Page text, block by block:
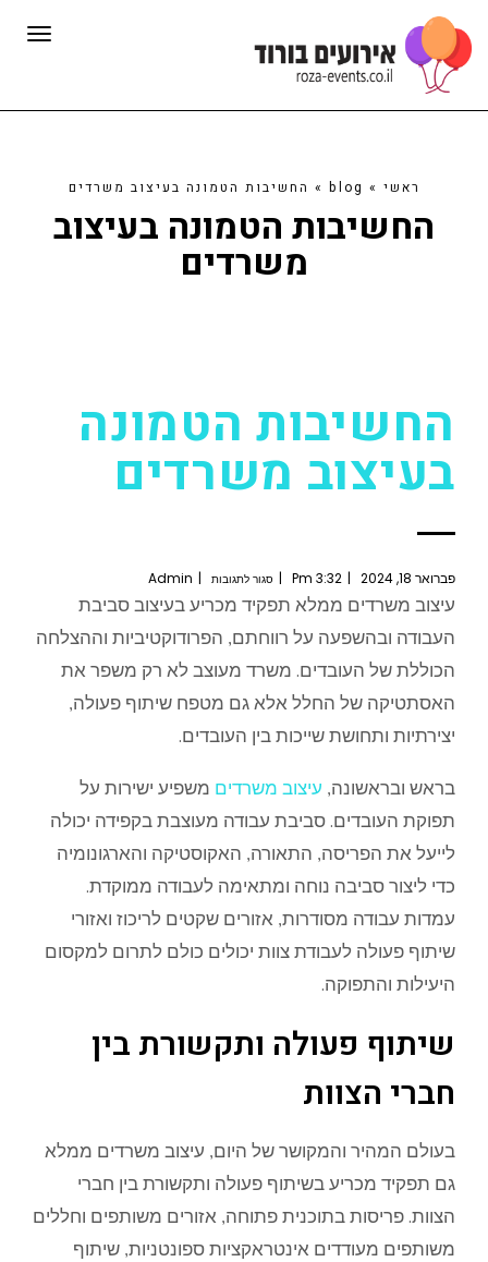
ראשי »
blog
» החשיבות הטמונה בעיצוב משרדים
החשיבות הטמונה בעיצוב
משרדים
החשיבות הטמונה
בעיצוב משרדים
פברואר 18, 2024 3:32 Pm סגור לתגובות Admin
עיצוב משרדים ממלא תפקיד מכריע בעיצוב סביבת
העבודה ובהשפעה על רווחתם, הפרודוקטיביות וההצלחה
הכוללת של העובדים. משרד מעוצב לא רק משפר את
האסתטיקה של החלל אלא גם מטפח שיתוף פעולה,
יצירתיות ותחושת שייכות בין העובדים.
בראש ובראשונה, עיצוב משרדים משפיע ישירות על
תפוקת העובדים. סביבת עבודה מעוצבת בקפידה יכולה
לייעל את הפריסה, התאורה, האקוסטיקה והארגונומיה
כדי ליצור סביבה נוחה ומתאימה לעבודה ממוקדת.
עמדות עבודה מסודרות, אזורים שקטים לריכוז ואזורי
שיתוף פעולה לעבודת צוות יכולים כולם לתרום למקסום
היעילות והתפוקה.
שיתוף פעולה ותקשורת בין
חברי הצוות
בעולם המהיר והמקושר של היום, עיצוב משרדים ממלא
גם תפקיד מכריע בשיתוף פעולה ותקשורת בין חברי
הצוות. פריסות בתוכנית פתוחה, אזורים משותפים וחללים
משותפים מעודדים אינטראקציות ספונטניות, שיתוף